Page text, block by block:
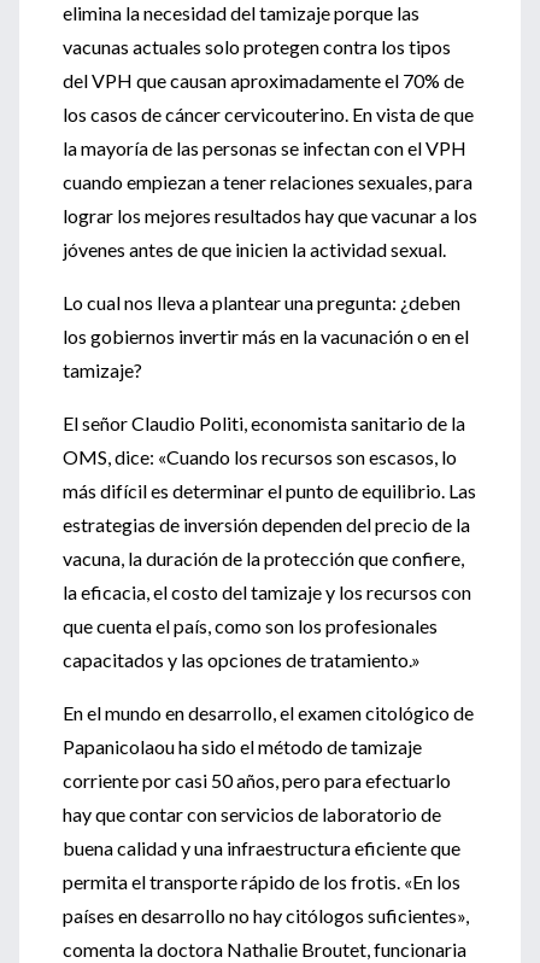
elimina la necesidad del tamizaje porque las
vacunas actuales solo protegen contra los tipos
del VPH que causan aproximadamente el 70% de
los casos de cáncer cervicouterino. En vista de que
la mayoría de las personas se infectan con el VPH
cuando empiezan a tener relaciones sexuales, para
lograr los mejores resultados hay que vacunar a los
jóvenes antes de que inicien la actividad sexual.
Lo cual nos lleva a plantear una pregunta: ¿deben
los gobiernos invertir más en la vacunación o en el
tamizaje?
El señor Claudio Politi, economista sanitario de la
OMS, dice: «Cuando los recursos son escasos, lo
más difícil es determinar el punto de equilibrio. Las
estrategias de inversión dependen del precio de la
vacuna, la duración de la protección que confiere,
la eficacia, el costo del tamizaje y los recursos con
que cuenta el país, como son los profesionales
capacitados y las opciones de tratamiento.»
En el mundo en desarrollo, el examen citológico de
Papanicolaou ha sido el método de tamizaje
corriente por casi 50 años, pero para efectuarlo
hay que contar con servicios de laboratorio de
buena calidad y una infraestructura eficiente que
permita el transporte rápido de los frotis. «En los
países en desarrollo no hay citólogos suficientes»,
comenta la doctora Nathalie Broutet, funcionaria